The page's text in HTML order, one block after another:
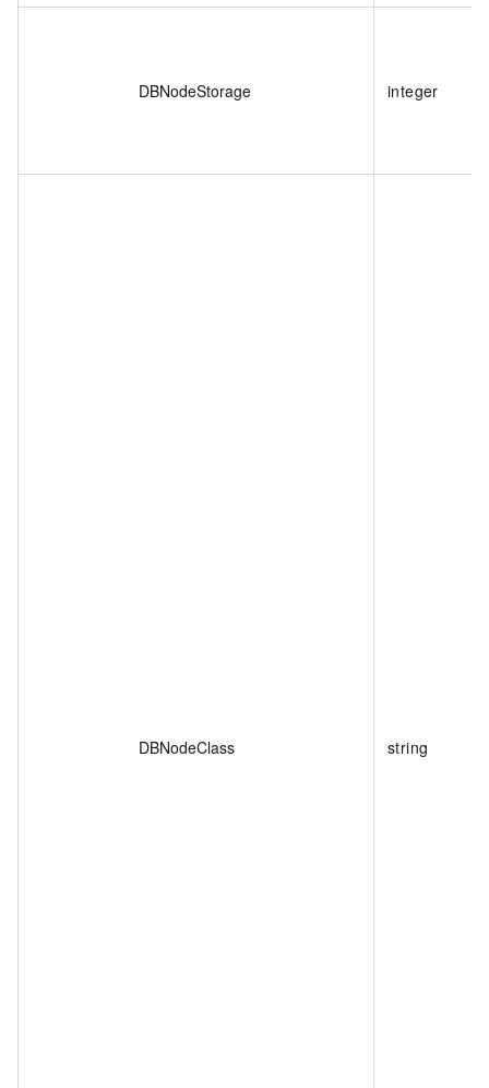
DBNodeStorage integer
DBNodeClass string